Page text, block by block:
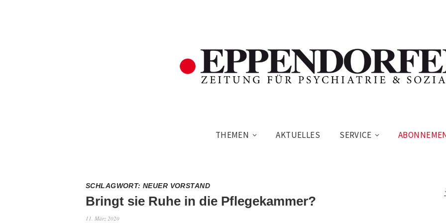
THEMEN AKTUELLES SERVICE
SCHLAGWORT:NEUER VORSTAND
Bringt sie Ruhe in die Pflegekammer?
11. März 2020